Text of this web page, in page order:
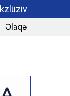
Əlaqə